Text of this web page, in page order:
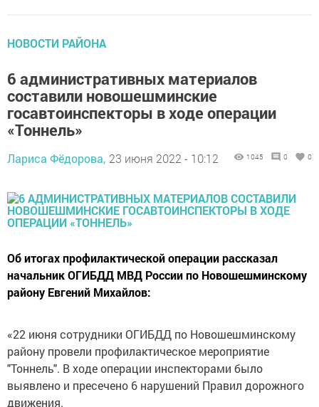
НОВОСТИ РАЙОНА
6 административных материалов
составили новошешминские
госавтоинспекторы в ходе операции
«Тоннель»
Лариса Фёдорова, 23 июня 2022 - 10:12 1045 0 0
Об итогах профилактической операции рассказал
начальник ОГИБДД МВД России по Новошешминскому
району Евгений Михайлов:
«22 июня сотрудники ОГИБДД по Новошешминскому
району провели профилактическое мероприятие
"Тоннель". В ходе операции инспекторами было
выявлено и пресечено 6 нарушений Правил дорожного
движения.